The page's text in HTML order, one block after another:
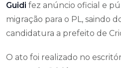
Guidi fez anúncio oficial e
migração para o PL, saindo
candidatura a prefeito de
O ato foi realizado no